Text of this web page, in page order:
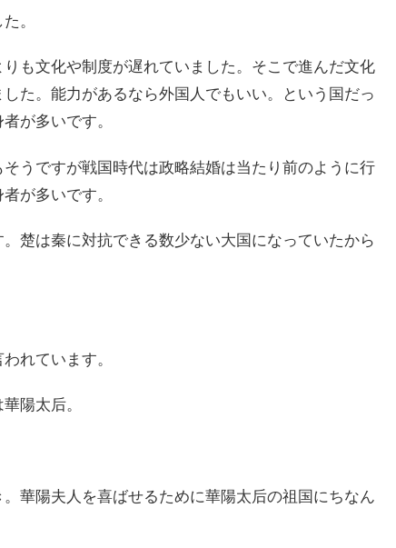
。
も文化や制度が遅れていました。そこで進んだ文化
た。能力があるなら外国人でもいい。という国だっ
が多いです。
うですが戦国時代は政略結婚は当たり前のように行
が多いです。
楚は秦に対抗できる数少ない大国になっていたから
れています。
陽太后。
華陽夫人を喜ばせるために華陽太后の祖国にちなん